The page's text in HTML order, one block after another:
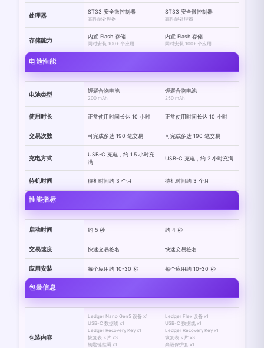
处理器 ST33 安全微控制器
高性能处理器
ST33 安全微控制器
高性能处理器
存储能力 内置 Flash 存储
同时安装 100+ 个应用
内置 Flash 存储
同时安装 100+ 个应用
电池性能
电池类型 锂聚合物电池
200 mAh
锂聚合物电池
250 mAh
使用时长 正常使用时间长达 10 小时 正常使用时间长达 10 小时
交易次数 可完成多达 190 笔交易 可完成多达 190 笔交易
充电方式
USB-C 充电，约 1.5 小时充
满
USB-C 充电，约 2 小时充满
待机时间 待机时间约 3 个月 待机时间约 3 个月
性能指标
启动时间 约 5 秒 约 4 秒
交易速度 快速交易签名 快速交易签名
应用安装 每个应用约 10-30 秒 每个应用约 10-30 秒
包装信息
包装内容
Ledger Nano Gen5 设备 x1
USB-C 数据线 x1
Ledger Recovery Key x1
恢复表卡片 x3
钥匙链挂绳 x1
Ledger Flex 设备 x1
USB-C 数据线 x1
Ledger Recovery Key x1
恢复表卡片 x3
高级保护套 x1